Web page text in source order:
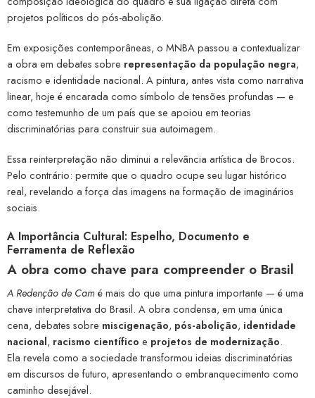
projetos políticos do pós-abolição.
Em exposições contemporâneas, o MNBA passou a contextualizar
a obra em debates sobre representação da população negra,
racismo e identidade nacional. A pintura, antes vista como narrativa
linear, hoje é encarada como símbolo de tensões profundas — e
como testemunho de um país que se apoiou em teorias
discriminatórias para construir sua autoimagem.
Essa reinterpretação não diminui a relevância artística de Brocos.
Pelo contrário: permite que o quadro ocupe seu lugar histórico
real, revelando a força das imagens na formação de imaginários
sociais.
A Importância Cultural: Espelho, Documento e
Ferramenta de Reflexão
A obra como chave para compreender o Brasil
A Redenção de Camé mais do que uma pintura importante — é uma
chave interpretativa do Brasil. A obra condensa, em uma única
cena, debates sobre miscigenação, pós-abolição, identidade
nacional, racismo científico e projetos de modernização.
Ela revela como a sociedade transformou ideias discriminatórias
em discursos de futuro, apresentando o embranquecimento como
caminho desejável.